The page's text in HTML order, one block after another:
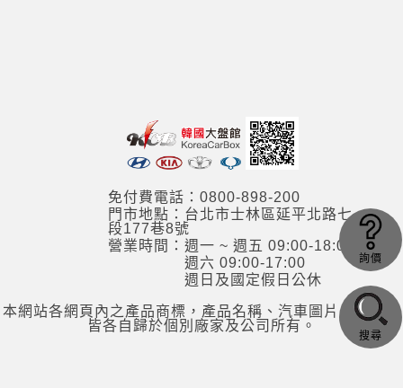
免付費電話：0800-898-200
門市地點：台北市士林區延平北路七
段177巷8號
營業時間：週一 ~ 週五 09:00-18:00
週六 09:00-17:00
週日及國定假日公休
本網站各網頁內之產品商標，產品名稱、汽車圖片，其資訊
皆各自歸於個別廠家及公司所有。
詢價
搜尋